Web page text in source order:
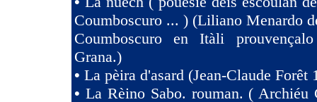
Coumboscuro ... ) (Liliano Menardo
Coumboscuro en Itàli
Grana.)
• La pèira d'asard (Jean-Claude Forêt
• La Rèino Sabo. rouman. ( Archiéu